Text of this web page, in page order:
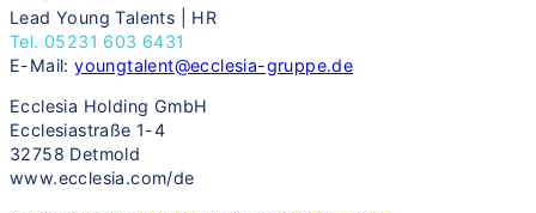
Lead Young Talents | HR
Tel. 05231 603 6431
E-Mail:youngtalent@ecclesia-gruppe.de
Ecclesia Holding GmbH
Ecclesiastraße 1-4
32758 Detmold
www.ecclesia.com/de